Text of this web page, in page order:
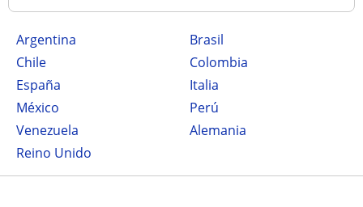
Argentina
Brasil
Chile
Colombia
España
Italia
México
Perú
Venezuela
Alemania
Reino Unido